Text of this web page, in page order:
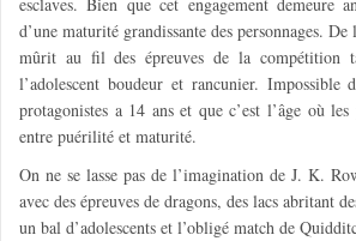
d’une maturité grandissante des personnages.
mûrit au fil des épreuves de la compétition
l’adolescent boudeur et rancunier.
protagonistes a 14 ans et que c’est l’âge où
entre puérilité et maturité.
On ne se lasse pas de l’imagination de J. K.
avec des épreuves de dragons, des lacs abritant
un bal d’adolescents et l’obligé match de